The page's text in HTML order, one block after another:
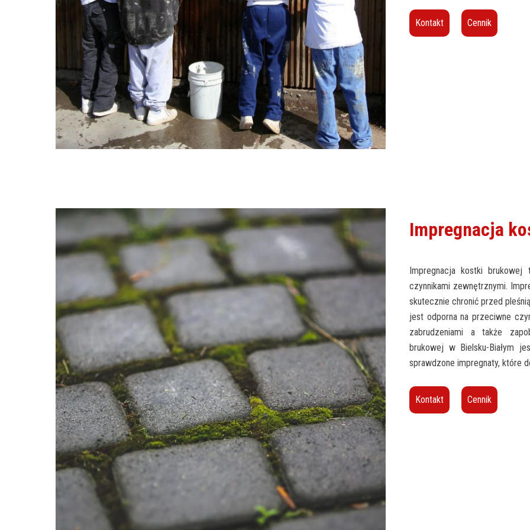
Kontakt Cennik
Impregnacja
Impregnacja kostki
czynnikami zewnętrznymi.
skutecznie chronić przed
jest odporna na przeciwne
zabrudzeniami a także
brukowej w Bielsku-Białym
sprawdzone impregnaty, które
Kontakt Cennik